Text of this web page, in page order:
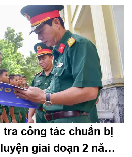
Đạm và Ban Chỉ huy Quân sự
(Bộ Tư lệnh TP Hồ Chí Minh).
tra công tác chuẩn bị
giai đoạn 2 năm